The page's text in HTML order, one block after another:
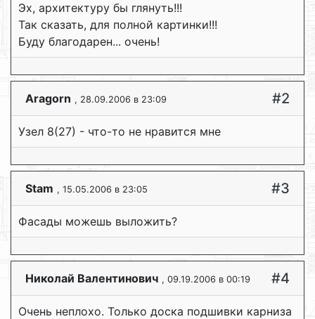
Эх, архитектуру бы глянуть!!!
Так сказать, для полной картинки!!!
Буду благодарен... очень!
Aragorn , 28.09.2006 в 23:09 #2
Узел 8(27) - что-то не нравится мне
Stam , 15.05.2006 в 23:05 #3
Фасады можешь выложить?
Николай Валентинович , 09.19.2006 в 00:19 #4
Очень неплохо. Только доска подшивки карниза